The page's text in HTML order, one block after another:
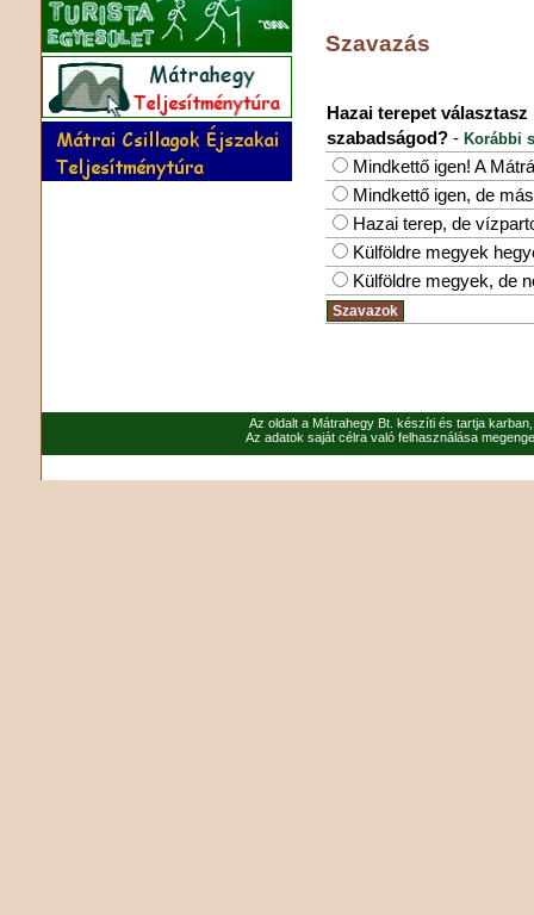
Szavazás
Hazai terepet
szabadságod? - Korábbi
Mindkettő igen! A
Mindkettő igen, de
Hazai terep, de
Külföldre megyek
Külföldre megyek, de
Az oldalt a Mátrahegy Bt. készíti és tartja
Az adatok saját célra való felhasználása